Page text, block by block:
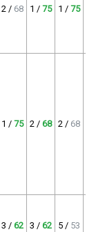
2 / 68 1 / 75 1 / 75
1 / 75 2 / 68 2 / 68
3 / 62 3 / 62 5 / 53